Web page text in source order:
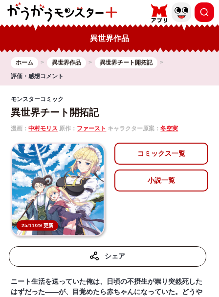
異世界作品
ホーム 異世界作品
異世界チート開拓記
評価・感想コメント
モンスターコミック
異世界チート開拓記
漫画：中村モリス 原作： ファースト キャラクター原案：冬空実
25/11/29 更新
コミックス一覧
小説一覧
シェア
ニート生活を送っていた俺は、日頃の不摂生が祟り突然死した
はずだった――が、目覚めたら赤ちゃんになっていた。どうや